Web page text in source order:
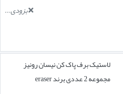
بزودی...
لاستیک برف پاک کن نیسان رونیز
مجموعه 2 عددی برند eraser